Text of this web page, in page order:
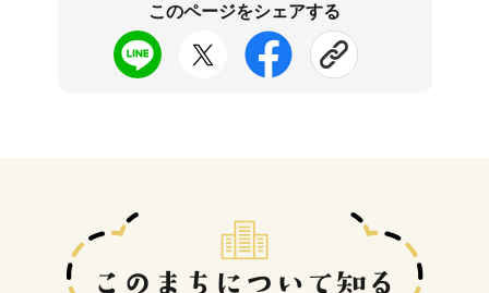
このページをシェアする